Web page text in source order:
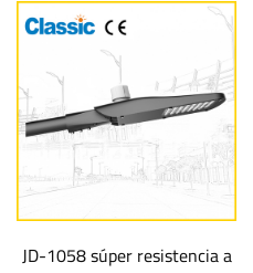
JD-1058 súper resistencia a